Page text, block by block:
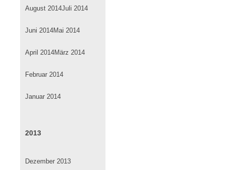
August 2014Juli 2014
Juni 2014Mai 2014
April 2014März 2014
Februar 2014
Januar 2014
2013
Dezember 2013